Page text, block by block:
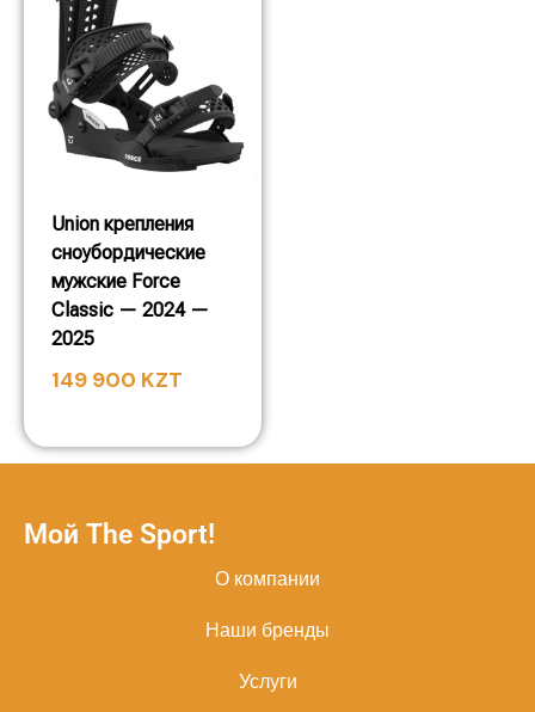
Union крепления
сноубордические
мужские Force
Classic — 2024 —
2025
149 900 KZT
Мой The Sport!
О компании
Наши бренды
Услуги